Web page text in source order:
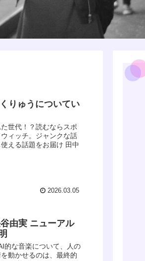
りゅうについてい
世代！？読むならスポ
ィッチ。ジャンクな話
える話題をお届け 田中
2026.03.05
由実 ニューアル
的な音楽について、人の
動かせるのは、最終的